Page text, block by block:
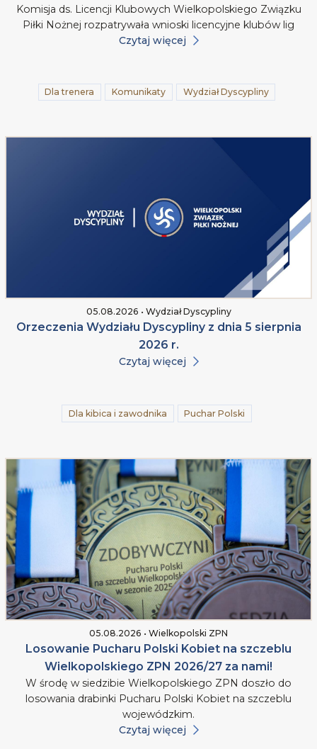
Komisja ds. Licencji Klubowych Wielkopolskiego Związku
Piłki Nożnej rozpatrywała wnioski licencyjne klubów lig
Czytaj więcej
Dla trenera Komunikaty Wydział Dyscypliny
05.08.2026 • Wydział Dyscypliny
Orzeczenia Wydziału Dyscypliny z dnia 5 sierpnia
2026 r.
Czytaj więcej
Dla kibica i zawodnika Puchar Polski
05.08.2026 • Wielkopolski ZPN
Losowanie Pucharu Polski Kobiet na szczeblu
Wielkopolskiego ZPN 2026/27 za nami!
W środę w siedzibie Wielkopolskiego ZPN doszło do
losowania drabinki Pucharu Polski Kobiet na szczeblu
wojewódzkim.
Czytaj więcej